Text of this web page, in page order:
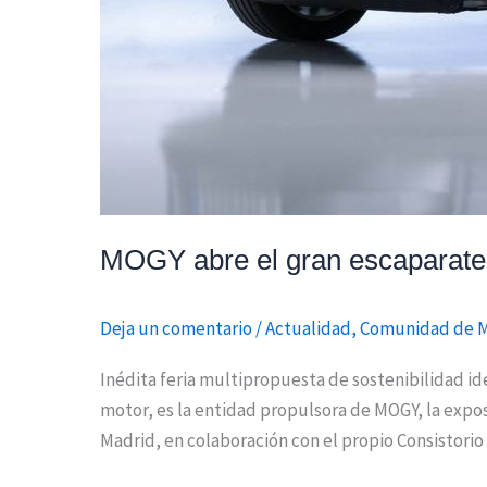
MOGY abre el gran
Deja un comentario/Actualidad,Comunidad de
Inédita feria multipropuesta de sostenibilidad
motor, es la entidad propulsora de MOGY, la
Madrid, en colaboración con el propio